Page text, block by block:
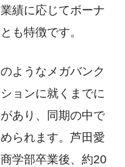
績に応じてボーナ
も特徴です。
ようなメガバンク
ョンに就くまでに
あり、同期の中で
られます。芦田愛
学部卒業後、約20